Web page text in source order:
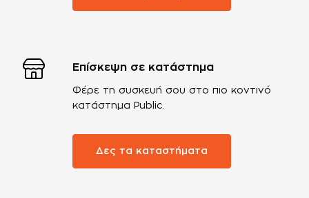
Επίσκεψη σε κατάστημα
Φέρε τη συσκευή σου στο πιο κοντινό
κατάστημα Public.
Δες τα καταστήματα